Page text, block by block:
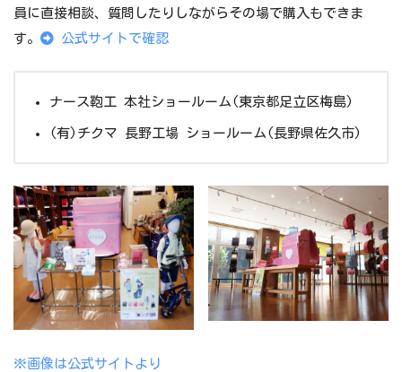
員に直接相談、質問したりしながらその場で購入もできま
す。
公式サイトで確認
ナース鞄工 本社ショールーム(東京都足立区梅島)
(有)チクマ 長野工場 ショールーム(長野県佐久市)
※画像は公式サイトより